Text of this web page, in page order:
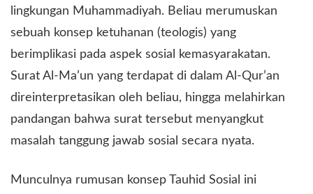
lingkungan Muhammadiyah. Beliau merumuskan
sebuah konsep ketuhanan (teologis) yang
berimplikasi pada aspek sosial kemasyarakatan.
Surat Al-Ma’un yang terdapat di dalam Al-Qur’an
direinterpretasikan oleh beliau, hingga melahirkan
pandangan bahwa surat tersebut menyangkut
masalah tanggung jawab sosial secara nyata.
​Munculnya rumusan konsep Tauhid Sosial ini